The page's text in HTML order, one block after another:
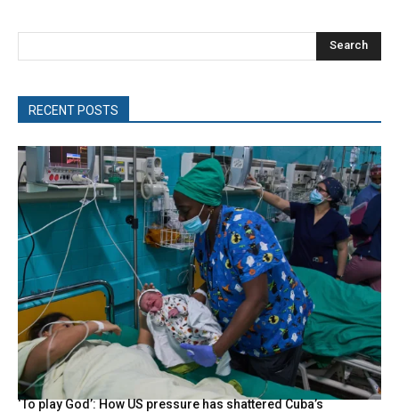
Search
RECENT POSTS
‘To play God’: How US pressure has shattered Cuba’s